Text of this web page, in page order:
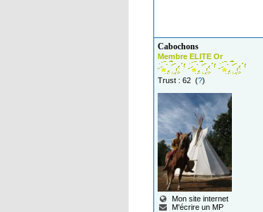
Cabochons
Membre ELITE Or
Trust : 62 (?)
Mon site internet
M'écrire un MP